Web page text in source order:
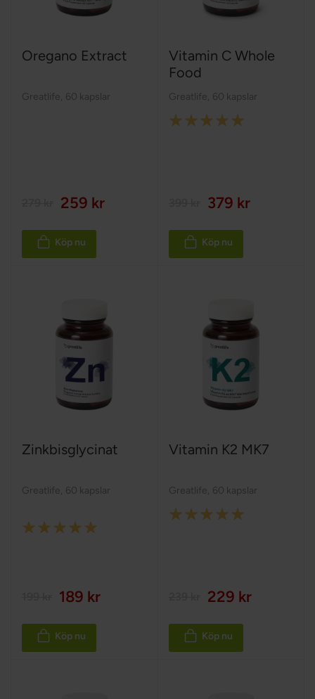
Oregano Extract
Greatlife 60 kapslar
259 kr
Köp nu
Vitamin C Whole
Food
Greatlife 60 kapslar
Rating:
379 kr
Köp nu
Zinkbisglycinat
Greatlife 60 kapslar
Rating:
189 kr
Köp nu
Vitamin K2 MK7
Greatlife 60 kapslar
Rating:
229 kr
Köp nu